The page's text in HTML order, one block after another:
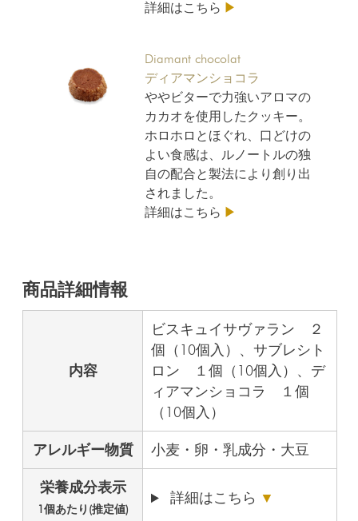
詳細はこちら ▶
Diamant chocolat
ディアマンショコラ
ややビターで力強いアロマの
カカオを使用したクッキー。
ホロホロとほぐれ、口どけの
よい食感は、ルノートルの独
自の配合と製法により創り出
されました。
詳細はこちら ▶
商品詳細情報
内容
ビスキュイサヴァラン ２
個（10個入）、サブレシト
ロン １個（10個入）、デ
ィアマンショコラ １個
（10個入）
アレルギー物質 小麦・卵・乳成分・大豆
栄養成分表示
1個あたり(推定値)
詳細はこちら ▼